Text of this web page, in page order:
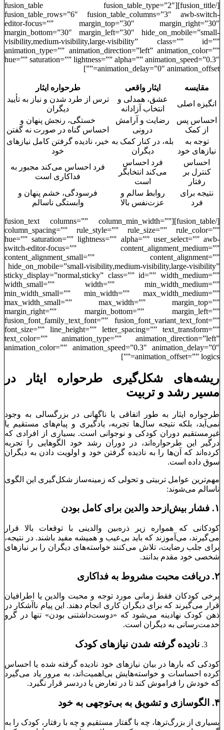
[/fusion_title][fusion_table fusion_table_type=”2″
fusion_table_rows=”6″ fusion_table_columns=”3″ awb-switch-
editor-focus=”” margin_top=”30″ margin_right=”30″
margin_bottom=”30″ margin_left=”30″ hide_on_mobile=”small-
visibility,medium-visibility,large-visibility” class=”” id=””
animation_type=”” animation_direction=”left” animation_color=””
hue=”” saturation=”” lightness=”” alpha=”” animation_speed=”0.3″
animation_delay=”0″ animation_offset=””]
مقایسه ایثار واقعی
طرحواره ایثار
انگیزه اصلی
عشق، همدلی و
انتخاب آزادانه
ترس از طرد شدن و نیاز به تأیید
دیگران
احساس پس
از کمک
رضایت و آرامش
درونی
خستگی، رنجش پنهان و
احساس گناه در صورت نه گفتن
توجه به
نیازهای خود
بله، در کنار کمک به
دیگران
خیر، نادیده گرفتن کامل نیازهای
خود
احساس
کنترل بر
رفتار
فرد احساس
می‌کند انتخابگر
است
فرد احساس می‌کند مجبور به
فداکاری است
نتیجه برای
فرد
روابط سالم و
عزت‌نفس بالا
فرسودگی، خشم پنهان و
وابستگی ناسالم
[/fusion_table][fusion_text columns=”” column_min_width=””
column_spacing=”” rule_style=”” rule_size=”” rule_color=””
hue=”” saturation=”” lightness=”” alpha=”” user_select=”” awb-
switch-editor-focus=”” content_alignment_medium=””
content_alignment_small=”” content_alignment=””
hide_on_mobile=”small-visibility,medium-visibility,large-visibility”
sticky_display=”normal,sticky” class=”” id=”” width_medium=””
width_small=”” width=”” min_width_medium=””
min_width_small=”” min_width=”” max_width_medium=””
max_width_small=”” max_width=”” margin_top=””
margin_right=”” margin_bottom=”” margin_left=””
fusion_font_family_text_font=”” fusion_font_variant_text_font=””
font_size=”” line_height=”” letter_spacing=”” text_transform=””
text_color=”” animation_type=”” animation_direction=”left”
animation_color=”” animation_speed=”0.3″ animation_delay=”0″
animation_offset=”” logics=””]
ریشه‌های شکل‌گیری طرحواره ایثار در
مسیر رشد و تربیت
طرحواره ایثار به طور اتفاقی یا ناگهانی در بزرگسالی به ‌وجود
نمی‌آید، بلکه نتیجه سال‌ها تجربه، یادگیری و پیام‌های مستقیم یا
غیرمستقیم دوران کودکی و نوجوانی است. بسیاری از افرادی که
درگیر این طرحواره‌اند، در دوران رشد خود الگوهایی را تجربه
کرده‌اند که آن‌ها را به نادیده گرفتن خود و اولویت دادن به دیگران
سوق داده است.
مهم‌ترین عوامل تربیتی و تحولی که زمینه‌ساز شکل‌گیری این الگوی
ناسالم می‌شوند:
۱. فشار بیش‌ازحد والدین برای کامل بودن
کودکانی که همواره زیر ذره‌بین والدینی با توقعات بالا قرار
می‌گیرند، می‌آموزند که باید بی‌عیب و همیشه مفید باشند. در نتیجه،
برای جلب رضایت، تلاش می‌کنند خواسته‌های دیگران را بر نیازهای
شخصی خود مقدم بدانند.
۲. دریافت محبت مشروط به فداکاری
برخی کودکان فقط زمانی مورد توجه و محبت والدین یا اطرافیان
قرار می‌گیرند که برای دیگران کاری انجام دهند. این پیام ناآشکار در
ذهن کودک نهادینه می‌شود که «دوست‌داشتنی بودن» تنها در گرو
خدمت‌رسانی به دیگران است.
نادیده گرفته شدن نیازهای کودک
کودکی که بارها در بیان نیازهای خود نادیده گرفته شده یا احساس
کرده احساسات و خواسته‌هایش بی‌اهمیت‌اند، به مرور یاد می‌گیرد
که خودش را فراموش کند تا در تعارض یا دردسر قرار نگیرد.
۴. الگوسازی و تشویق به بی‌توجهی به خود
بسیاری از بزرگ‌ترها، چه با گفتار مستقیم و چه با رفتار، کودک را به